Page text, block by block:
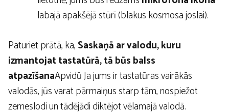
labajā apakšējā stūrī (blakus kosmosa joslai).
Paturiet prātā, ka,Saskaņā ar valodu, kuru
izmantojat tastatūrā, tā būs balss
atpazīšanaApvidū Ja jums ir tastatūras vairākās
valodās, jūs varat pārmaiņus starp tām, nospiežot
zemeslodi un tādējādi diktējot vēlamajā valodā.